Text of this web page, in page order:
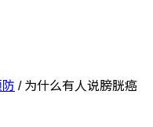
/ 为什么有人说膀胱癌